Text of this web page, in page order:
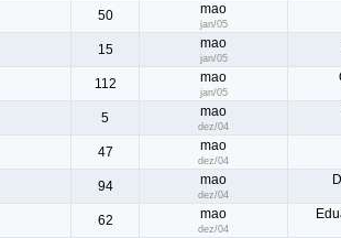
50 mao
jan/05
15 mao
jan/05
112 mao
jan/05
5 mao
dez/04
47 mao
dez/04
94 mao
dez/04
62 mao
dez/04